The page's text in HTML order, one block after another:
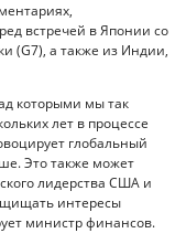
встречей в Японии со
(G7), а также из Индии,
которыми мы так
лет в процессе
глобальный
Это также может
лидерства США и
интересы
министр финансов.